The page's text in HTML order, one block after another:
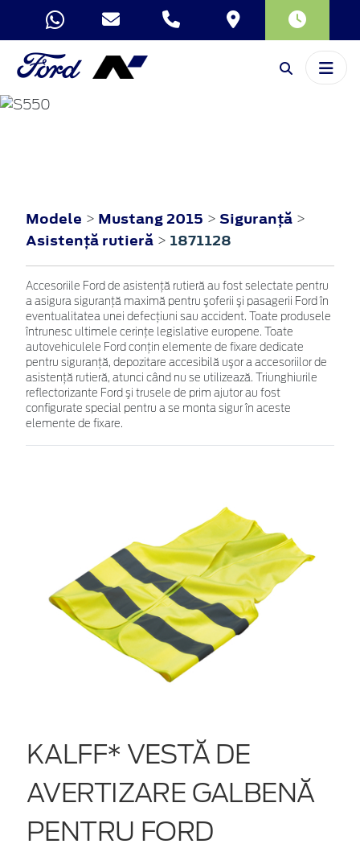
Modele > Mustang 2015 > Siguranţă >
Asistenţă rutieră > 1871128
Accesoriile Ford de asistenţă rutieră au fost selectate pentru
a asigura siguranţă maximă pentru şoferii şi pasagerii Ford în
eventualitatea unei defecţiuni sau accident. Toate produsele
întrunesc ultimele cerinţe legislative europene. Toate
autovehiculele Ford conţin elemente de fixare dedicate
pentru siguranţă, depozitare accesibilă uşor a accesoriilor de
asistenţă rutieră, atunci când nu se utilizează. Triunghiurile
reflectorizante Ford şi trusele de prim ajutor au fost
configurate special pentru a se monta sigur în aceste
elemente de fixare.
KALFF* VESTĂ DE
AVERTIZARE GALBENĂ
PENTRU FORD